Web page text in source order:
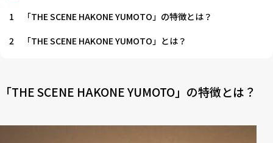
1
「THE SCENE HAKONE YUMOTO」の特徴とは？
2
「THE SCENE HAKONE YUMOTO」とは？
「THE SCENE HAKONE YUMOTO」の特徴とは？